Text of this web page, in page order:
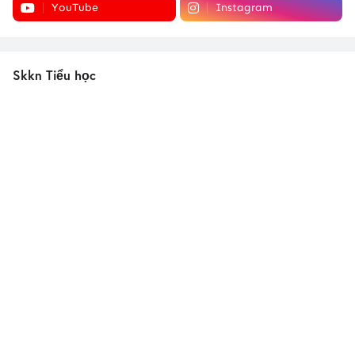
YouTube Instagram
Skkn Tiểu học